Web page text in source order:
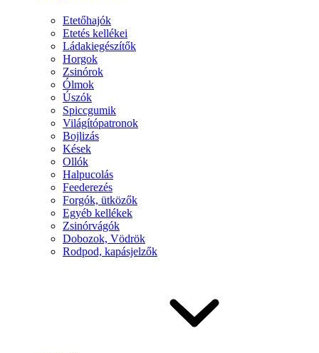
Etetőhajók
Etetés kellékei
Ládakiegészítők
Horgok
Zsinórok
Ólmok
Úszók
Spiccgumik
Világítópatronok
Bojlizás
Kések
Ollók
Halpucolás
Feederezés
Forgók, ütközők
Egyéb kellékek
Zsinórvágók
Dobozok, Vödrök
Rodpod, kapásjelzők